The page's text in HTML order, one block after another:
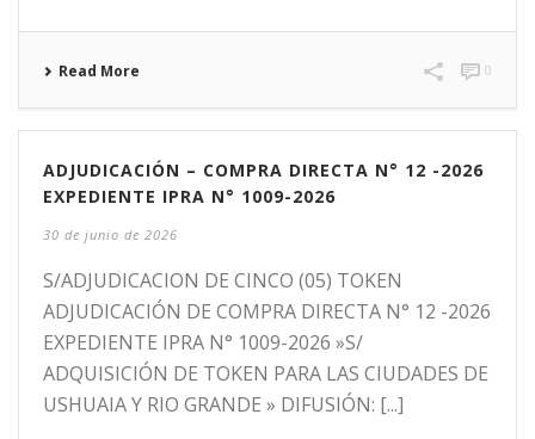
Read More 0
ADJUDICACIÓN – COMPRA DIRECTA N° 12 -2026
EXPEDIENTE IPRA N° 1009-2026
30 de junio de 2026
S/ADJUDICACION DE CINCO (05) TOKEN
ADJUDICACIÓN DE COMPRA DIRECTA N° 12 -2026
EXPEDIENTE IPRA N° 1009-2026 »S/
ADQUISICIÓN DE TOKEN PARA LAS CIUDADES DE
USHUAIA Y RIO GRANDE » DIFUSIÓN: [...]